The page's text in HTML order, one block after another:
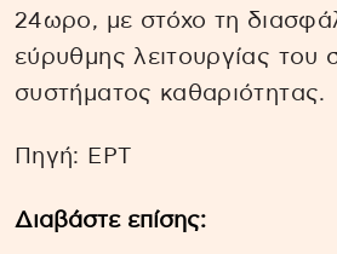
24ωρο, με στόχο τη
εύρυθμης λειτουργίας του
συστήματος καθαριότητας.
Πηγή: EΡΤ
Διαβάστε επίσης: